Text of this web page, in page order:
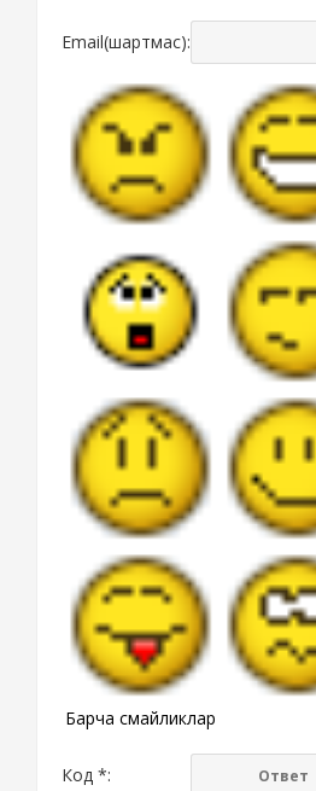
Email(шартмас):
Барча смайликлар
Код *: